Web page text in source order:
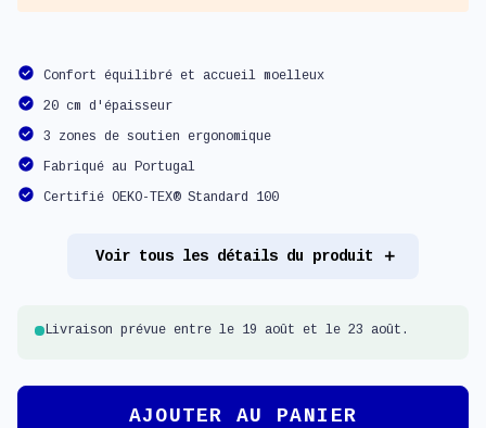
Confort équilibré et accueil moelleux
20 cm d'épaisseur
3 zones de soutien ergonomique
Fabriqué au Portugal
Certifié OEKO-TEX® Standard 100
Voir tous les détails du produit
Livraison prévue entre le 19 août et le 23 août.
AJOUTER AU PANIER